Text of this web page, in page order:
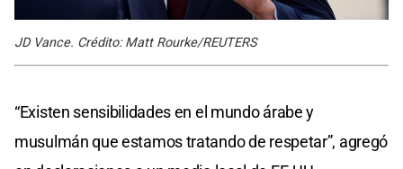
JD Vance. Crédito: Matt Rourke/REUTERS
“Existen sensibilidades en el mundo árabe y
musulmán que estamos tratando de respetar”, agregó